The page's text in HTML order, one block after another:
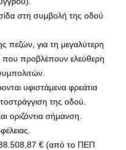
στη συμβολή της οδού
πεζών, για τη μεγαλύτερη
που προβλέπουν ελεύθερη
υφιστάμενα φρεάτια
της οδού.
οριζόντια σήμανση.
€ (από το ΠΕΠ